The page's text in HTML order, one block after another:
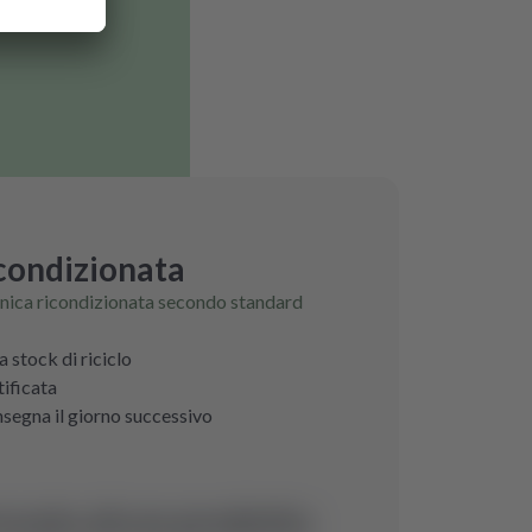
ricondizionata secondo standard
stock di riciclo
il giorno successivo